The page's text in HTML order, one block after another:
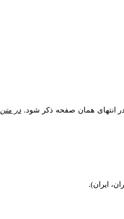
انتهای همان صفحه ذکر شود. در متن
ایران).